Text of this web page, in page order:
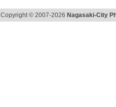
Copyright © 2007-2026 Nagasaki-City